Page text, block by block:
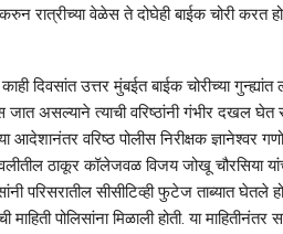
रात्रीच्या वेळेस ते दोघेही बाईक चोरी करत
दिवसांत उत्तर मुंबईत बाईक चोरीच्या
जात असल्याने त्याची वरिष्ठांनी गंभीर दखल घेत
आदेशानंतर वरिष्ठ पोलीस निरीक्षक ज्ञानेश्‍वर
ठाकूर कॉलेजवळ विजय जोखू चौरसिया
परिसरातील सीसीटिव्ही फुटेज ताब्यात
माहिती पोलिसांना मिळाली होती. या